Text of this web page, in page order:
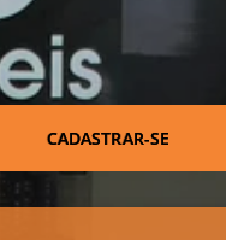
CADASTRAR-SE